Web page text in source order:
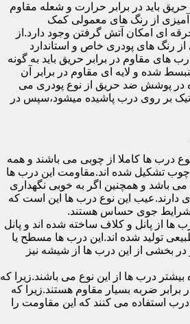
باید در برابر حرارت و شعله مقاوم
آمیزی از رنگ های معمولی کمک
ای امکان آتش گرفتن وجود دارد.از
از رنگ های پودری خاص و استاندارد
های مقاوم در برابر حریق باید به گونه
شده و لایه ای مقاوم در برابر آن
در پوشش ضد حریق از نوع پودری می
بر روی درب پاشیده میشود،سپس در
درب ها کاملا از چوبی می باشند و همه
تشکیل شده اند.مقاومت این درب ها
می باشد و همچنین اگر به خوبی نگهداری
دارند.عیب این نوع درب ها این است که
شرایط جوی حساس هستند.
ها از پانل و کلاف ساخته شده اند و پانل
تولید شده اند.این درب ها مسطح یا
بخشی از این درب ها از شیشه نیز
درب ها از این نوع می باشند.زیرا که
برابر ضربه بسیار مقاوم هستند.زیرا که
استفاده می کنند که این مقاومت را